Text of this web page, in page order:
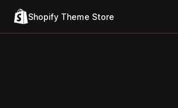
Shopify Theme Store